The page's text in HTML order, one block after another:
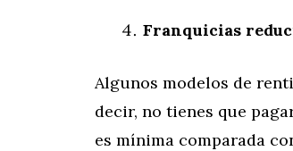
Franquicias
Algunos modelos de
decir, no tienes que
es mínima comparada